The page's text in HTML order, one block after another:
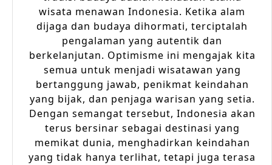
wisata menawan Indonesia. Ketika alam
dijaga dan budaya dihormati, terciptalah
pengalaman yang autentik dan
berkelanjutan. Optimisme ini mengajak kita
semua untuk menjadi wisatawan yang
bertanggung jawab, penikmat keindahan
yang bijak, dan penjaga warisan yang setia.
Dengan semangat tersebut, Indonesia akan
terus bersinar sebagai destinasi yang
memikat dunia, menghadirkan keindahan
yang tidak hanya terlihat, tetapi juga terasa